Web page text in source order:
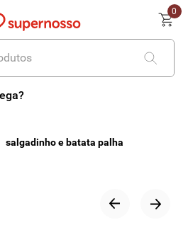
0
salgadinho e batata palha